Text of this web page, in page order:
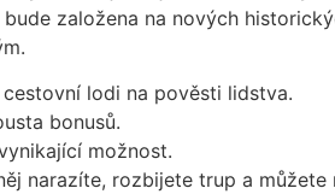
založena na nových
lodi na pověsti lidstva.
bonusů.
možnost.
narazíte, rozbijete trup a